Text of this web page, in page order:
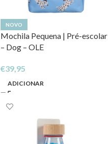
NOVO
Mochila Pequena | Pré-escolar
– Dog – OLE
€39,95
ADICIONAR